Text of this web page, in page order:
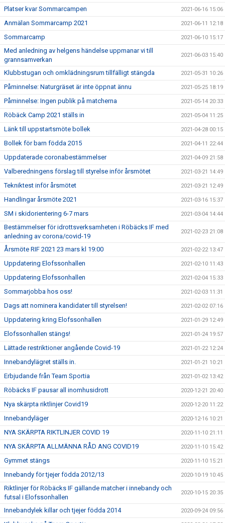
Platser kvar Sommarcampen 2021-06-16 15:06
Anmälan Sommarcamp 2021 2021-06-11 12:18
Sommarcamp 2021-06-10 15:17
Med anledning av helgens händelse uppmanar vi till
grannsamverkan
2021-06-03 15:40
Klubbstugan och omklädningsrum tillfälligt stängda 2021-05-31 10:26
Påminnelse: Naturgräset är inte öppnat ännu 2021-05-25 18:19
Påminnelse: Ingen publik på matcherna 2021-05-14 20:33
Röbäck Camp 2021 ställs in 2021-05-04 11:25
Länk till uppstartsmöte bollek 2021-04-28 00:15
Bollek för barn födda 2015 2021-04-11 22:44
Uppdaterade coronabestämmelser 2021-04-09 21:58
Valberedningens förslag till styrelse inför årsmötet 2021-03-21 14:49
Tekniktest inför årsmötet 2021-03-21 12:49
Handlingar årsmöte 2021 2021-03-16 15:37
SM i skidorientering 6-7 mars 2021-03-04 14:44
Bestämmelser för idrottsverksamheten i Röbäcks IF med
anledning av corona/covid-19
2021-02-23 21:08
Årsmöte RIF 2021 23 mars kl 19:00 2021-02-22 13:47
Uppdatering Elofssonhallen 2021-02-10 11:43
Uppdatering Elofssonhallen 2021-02-04 15:33
Sommarjobba hos oss! 2021-02-03 11:31
Dags att nominera kandidater till styrelsen! 2021-02-02 07:16
Uppdatering kring Elofssonhallen 2021-01-29 12:49
Elofssonhallen stängs! 2021-01-24 19:57
Lättade restriktioner angående Covid-19 2021-01-22 12:24
Innebandylägret ställs in. 2021-01-21 10:21
Erbjudande från Team Sportia 2021-01-02 13:42
Röbäcks IF pausar all inomhusidrott 2020-12-21 20:40
Nya skärpta riktlinjer Covid19 2020-12-20 11:22
Innebandyläger 2020-12-16 10:21
NYA SKÄRPTA RIKTLINJER COVID 19 2020-11-10 21:11
NYA SKÄRPTA ALLMÄNNA RÅD ANG COVID19 2020-11-10 15:42
Gymmet stängs 2020-11-10 15:21
Innebandy för tjejer födda 2012/13 2020-10-19 10:45
Riktlinjer för Röbäcks IF gällande matcher i innebandy och
futsal i Elofssonhallen
2020-10-15 20:35
Innebandylek killar och tjejer födda 2014 2020-09-24 09:56